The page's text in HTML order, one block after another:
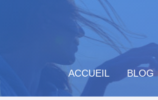
ACCUEIL BLOG